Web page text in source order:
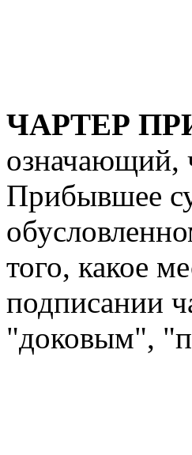
ЧАРТЕР
означающий,
Прибывшее
того, какое
подписании
"доковым",